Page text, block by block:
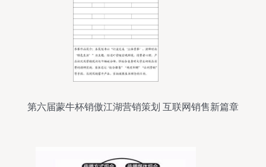
第六届蒙牛杯销傲江湖营销策划 互联网销售新篇章